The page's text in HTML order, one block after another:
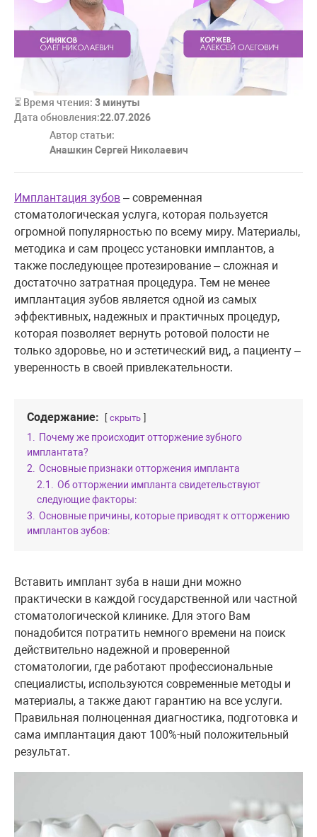
⏳ Время чтения: 3 минуты
Дата обновления:22.07.2026
Автор статьи:
Анашкин Сергей Николаевич
Имплантация зубов – современная
стоматологическая услуга, которая пользуется
огромной популярностью по всему миру. Материалы,
методика и сам процесс установки имплантов, а
также последующее протезирование – сложная и
достаточно затратная процедура. Тем не менее
имплантация зубов является одной из самых
эффективных, надежных и практичных процедур,
которая позволяет вернуть ротовой полости не
только здоровье, но и эстетический вид, а пациенту –
уверенность в своей привлекательности.
Содержание: скрыть
1. Почему же происходит отторжение зубного
имплантата?
2. Основные признаки отторжения импланта
2.1. Об отторжении импланта свидетельствуют
следующие факторы:
3. Основные причины, которые приводят к отторжению
имплантов зубов:
Вставить имплант зуба в наши дни можно
практически в каждой государственной или частной
стоматологической клинике. Для этого Вам
понадобится потратить немного времени на поиск
действительно надежной и проверенной
стоматологии, где работают профессиональные
специалисты, используются современные методы и
материалы, а также дают гарантию на все услуги.
Правильная полноценная диагностика, подготовка и
сама имплантация дают 100%-ный положительный
результат.